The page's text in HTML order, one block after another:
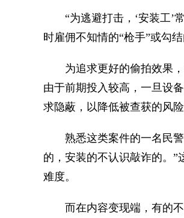
“为逃避打击，‘安装工’常
时雇佣不知情的“枪手”或勾
为追求更好的偷拍效果，
由于前期投入较高，一旦设
求隐蔽，以降低被查获的风险
熟悉这类案件的一名民警
的，安装的不认识敲诈的。
难度。
而在内容变现端，有的不